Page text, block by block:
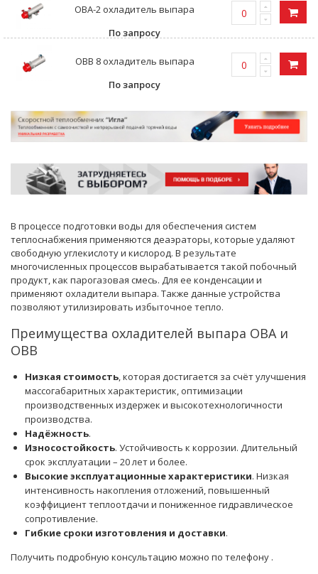
ОВА-2 охладитель выпара
По запросу
ОВB 8 охладитель выпара
По запросу
В процессе подготовки воды для обеспечения систем
теплоснабжения применяются деаэраторы, которые удаляют
свободную углекислоту и кислород. В результате
многочисленных процессов вырабатывается такой побочный
продукт, как парогазовая смесь. Для ее конденсации и
применяют охладители выпара. Также данные устройства
позволяют утилизировать избыточное тепло.
Преимущества охладителей выпара ОВА и
ОВВ
Низкая стоимость, которая достигается за счёт улучшения
массогабаритных характеристик, оптимизации
производственных издержек и высокотехнологичности
производства.
Надёжность.
Износостойкость. Устойчивость к коррозии. Длительный
срок эксплуатации – 20 лет и более.
Высокие эксплуатационные характеристики. Низкая
интенсивность накопления отложений, повышенный
коэффициент теплоотдачи и пониженное гидравлическое
сопротивление.
Гибкие сроки изготовления и доставки.
Получить подробную консультацию можно по телефону .